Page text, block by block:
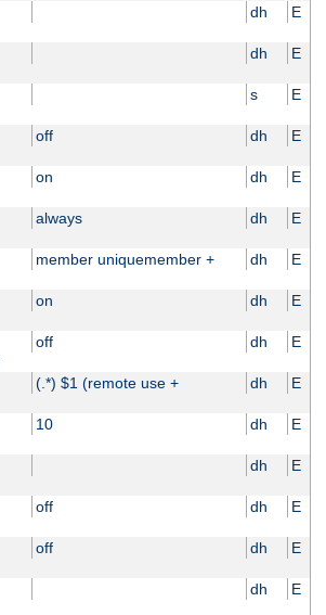
dh E
dh E
s E
off dh E
on dh E
always dh E
member uniquemember + dh E
on dh E
off dh E
(.*) $1 (remote use + dh E
10 dh E
dh E
off dh E
off dh E
dh E